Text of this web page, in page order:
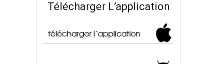
Télécharger L’application